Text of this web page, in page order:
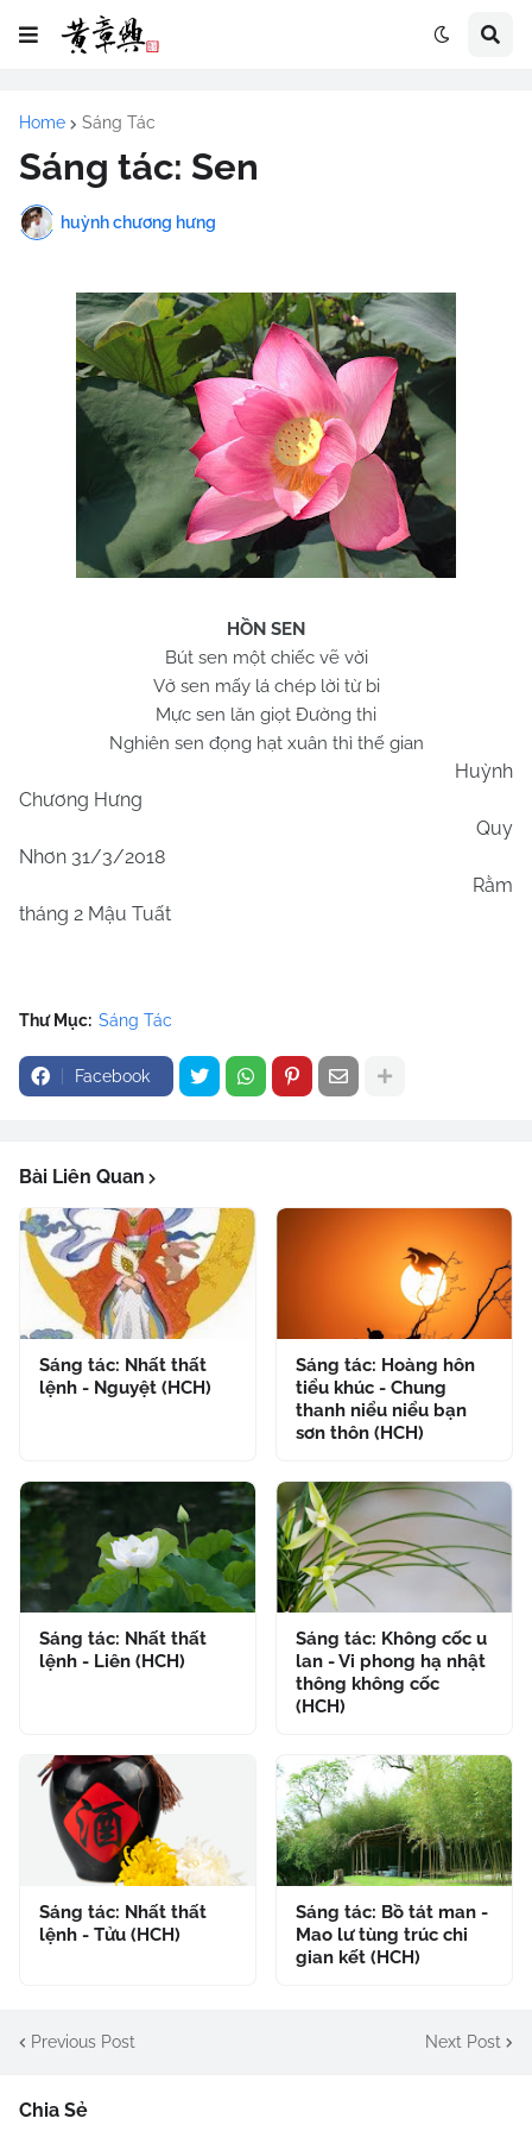
Home Sáng Tác
Sáng tác: Sen
huỳnh chương hưng
HỒN SEN
Bút sen một chiếc vẽ vời
Vở sen mấy lá chép lời từ bi
Mực sen lăn giọt Đường thi
Nghiên sen đọng hạt xuân thì thế gian
Huỳnh
Chương Hưng
Quy
Nhơn 31/3/2018
Rằm
tháng 2 Mậu Tuất
Thư Mục: Sáng Tác
Facebook
Bài Liên Quan
Sáng tác: Nhất thất
lệnh - Nguyệt (HCH)
Sáng tác: Hoàng hôn
tiểu khúc - Chung
thanh niểu niểu bạn
sơn thôn (HCH)
Sáng tác: Nhất thất
lệnh - Liên (HCH)
Sáng tác: Không cốc u
lan - Vi phong hạ nhật
thông không cốc
(HCH)
Sáng tác: Nhất thất
lệnh - Tửu (HCH)
Sáng tác: Bồ tát man -
Mao lư tùng trúc chi
gian kết (HCH)
Previous Post Next Post
Chia Sẻ